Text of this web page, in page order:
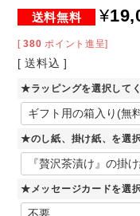
¥
[ 380 ポイント進呈]
送料込
★ラッピングを選択して
★のし紙、掛け紙、を選
★メッセージカードを選